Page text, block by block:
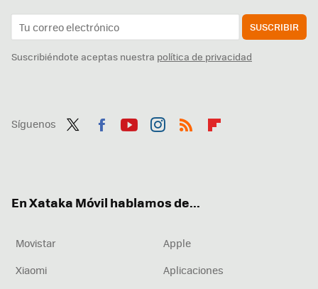
SUSCRIBIR
Suscribiéndote aceptas nuestra política de privacidad
Síguenos
En Xataka Móvil hablamos de...
Movistar
Apple
Xiaomi
Aplicaciones